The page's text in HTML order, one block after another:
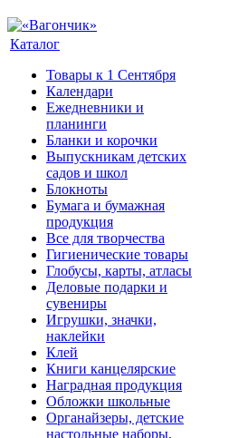
Каталог
Товары к 1 Сентября
Календари
Ежедневники и
планинги
Бланки и корочки
Выпускникам детских
садов и школ
Блокноты
Бумага и бумажная
продукция
Все для творчества
Гигиенические товары
Глобусы, карты, атласы
Деловые подарки и
сувениры
Игрушки, значки,
наклейки
Клей
Книги канцелярские
Наградная продукция
Обложки школьные
Органайзеры, детские
настольные наборы,